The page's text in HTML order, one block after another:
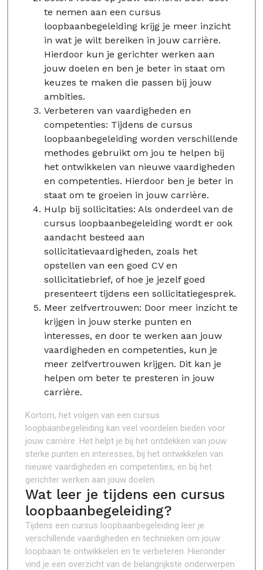
te nemen aan een cursus
loopbaanbegeleiding krijg je meer inzicht
in wat je wilt bereiken in jouw carrière.
Hierdoor kun je gerichter werken aan
jouw doelen en ben je beter in staat om
keuzes te maken die passen bij jouw
ambities.
Verbeteren van vaardigheden en
competenties: Tijdens de cursus
loopbaanbegeleiding worden verschillende
methodes gebruikt om jou te helpen bij
het ontwikkelen van nieuwe vaardigheden
en competenties. Hierdoor ben je beter in
staat om te groeien in jouw carrière.
Hulp bij sollicitaties: Als onderdeel van de
cursus loopbaanbegeleiding wordt er ook
aandacht besteed aan
sollicitatievaardigheden, zoals het
opstellen van een goed CV en
sollicitatiebrief, of hoe je jezelf goed
presenteert tijdens een sollicitatiegesprek.
Meer zelfvertrouwen: Door meer inzicht te
krijgen in jouw sterke punten en
interesses, en door te werken aan jouw
vaardigheden en competenties, kun je
meer zelfvertrouwen krijgen. Dit kan je
helpen om beter te presteren in jouw
carrière.
Kortom, het volgen van een cursus
loopbaanbegeleiding kan veel voordelen bieden voor
jouw carrière. Het helpt je bij het ontdekken van jouw
sterke punten en interesses, bij het ontwikkelen van
nieuwe vaardigheden en competenties, en bij het
gerichter werken aan jouw doelen.
Wat leer je tijdens een cursus
loopbaanbegeleiding?
Tijdens een cursus loopbaanbegeleiding leer je
verschillende vaardigheden en technieken om jouw
loopbaan te ontwikkelen en te verbeteren. Hieronder
vind je een overzicht van de belangrijkste onderwerpen